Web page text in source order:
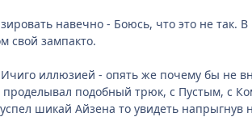
навечно - Боюсь, что это не так.
свой зампакто.
Ичиго иллюзией - опять же почему бы не
проделывал подобный трюк, с Пустым, с
шикай Айзена то увидеть напрыгнув